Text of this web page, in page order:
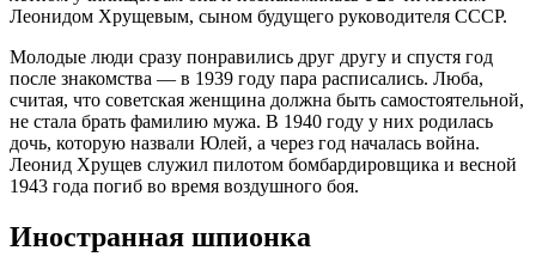
Леонидом Хрущевым, сыном будущего руководителя СССР.
Молодые люди сразу понравились друг другу и спустя год
после знакомства — в 1939 году пара расписались. Люба,
считая, что советская женщина должна быть самостоятельной,
не стала брать фамилию мужа. В 1940 году у них родилась
дочь, которую назвали Юлей, а через год началась война.
Леонид Хрущев служил пилотом бомбардировщика и весной
1943 года погиб во время воздушного боя.
Иностранная шпионка